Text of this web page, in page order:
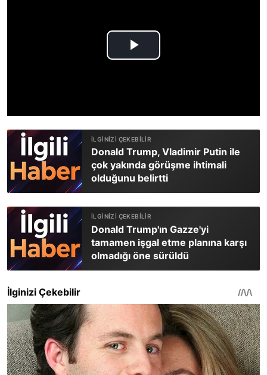
Donald Trump, Vladimir Putin ile
çok yakında görüşme ihtimali
olduğunu belirtti
Donald Trump'ın Gazze'yi
tamamen işgal etme planına karşı
olmadığı öne sürüldü